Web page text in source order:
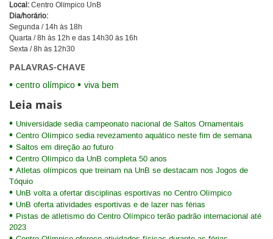
Local: Centro Olímpico UnB
Dia/horário:
Segunda / 14h às 18h
Quarta / 8h às 12h e das 14h30 às 16h
Sexta / 8h às 12h30
PALAVRAS-CHAVE
centro olímpico viva bem
Leia mais
Universidade sedia campeonato nacional de Saltos Ornamentais
Centro Olímpico sedia revezamento aquático neste fim de semana
Saltos em direção ao futuro
Centro Olímpico da UnB completa 50 anos
Atletas olímpicos que treinam na UnB se destacam nos Jogos de
Tóquio
UnB volta a ofertar disciplinas esportivas no Centro Olímpico
UnB oferta atividades esportivas e de lazer nas férias
Pistas de atletismo do Centro Olímpico terão padrão internacional até
2023